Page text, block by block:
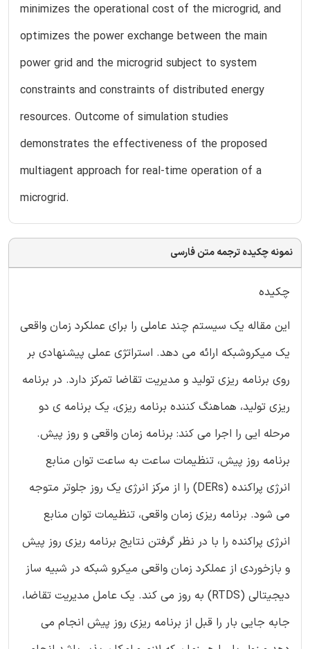
minimizes the operational cost of the microgrid, and
optimizes the power exchange between the main
power grid and the microgrid subject to system
constraints and constraints of distributed energy
resources. Outcome of simulation studies
demonstrates the effectiveness of the proposed
multiagent approach for real-time operation of a
microgrid.
نمونه چکیده ترجمه متن فارسی
چکیده
این مقاله یک سیستم چند عاملی را برای عملکرد زمان واقعی
یک میکروشبکه ارائه می دهد. استراتژی عملی پیشنهادی بر
روی برنامه ریزی تولید و مدیریت تقاضا تمرکز دارد. در برنامه
ریزی تولید، هماهنگ کننده برنامه ریزی، یک برنامه ی دو
مرحله ایی را اجرا می کند: برنامه زمان واقعی و روز پیش.
برنامه روز پیش، تنظیمات ساعت به ساعت توان منابع
انرژی پراکنده (DERs) را از مرکز انرژی یک روز جلوتر متوجه
می شود. برنامه ریزی زمان واقعی، تنظیمات توان منابع
انرژی پراکنده را با در نظر گرفتن نتایج برنامه ریزی روز پیش
و بازخوردی از عملکرد زمان واقعی میکرو شبکه در شبیه ساز
دیجیتالی (RTDS) به روز می کند. یک عامل مدیریت تقاضا،
جابه جایی بار را قبل از برنامه ریزی روز پیش انجام می